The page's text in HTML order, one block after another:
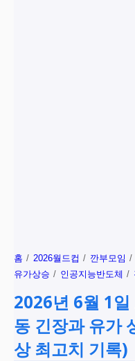
홈 2026월드컵 깐부모임
유가상승
인공지능반도체
2026년 6월 1
동 긴장과 유가
상 최고치 기록)